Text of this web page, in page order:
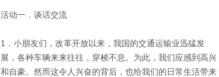
活动一．谈话交流
1．小朋友们，改革开放以来，我国的交通运输业迅猛发
展，各种车辆来来往往，穿梭不息。为此，我们应感到高兴
和自豪。然而这令人兴奋的背后，也给我们的日常生活带来